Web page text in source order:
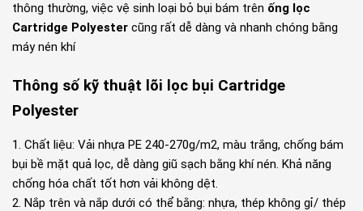
thông thường, việc vệ sinh loại bỏ bụi bám trên ống lọc
Cartridge Polyester cũng rất dễ dàng và nhanh chóng bằng
máy nén khí
Thông số kỹ thuật lõi lọc bụi Cartridge
Polyester
1. Chất liệu: Vải nhựa PE 240-270g/m2, màu trắng, chống bám
bụi bề mặt quả lọc, dễ dàng giũ sạch bằng khí nén. Khả năng
chống hóa chất tốt hơn vải không dệt.
2. Nắp trên và nắp dưới có thể bằng: nhựa, thép không gỉ/ thép